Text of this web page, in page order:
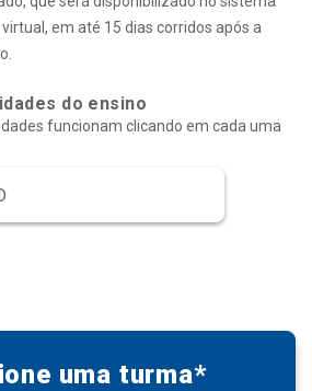
em até 15 dias corridos após a
do ensino
funcionam clicando em cada uma
uma turma*